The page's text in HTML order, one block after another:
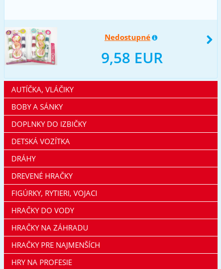
Nedostupné
9,58 EUR
AUTÍČKA, VLÁČIKY
BOBY A SÁNKY
DOPLNKY DO IZBIČKY
DETSKÁ VOZÍTKA
DRÁHY
DREVENÉ HRAČKY
FIGÚRKY, RYTIERI, VOJACI
HRAČKY DO VODY
HRAČKY NA ZÁHRADU
HRAČKY PRE NAJMENŠÍCH
HRY NA PROFESIE